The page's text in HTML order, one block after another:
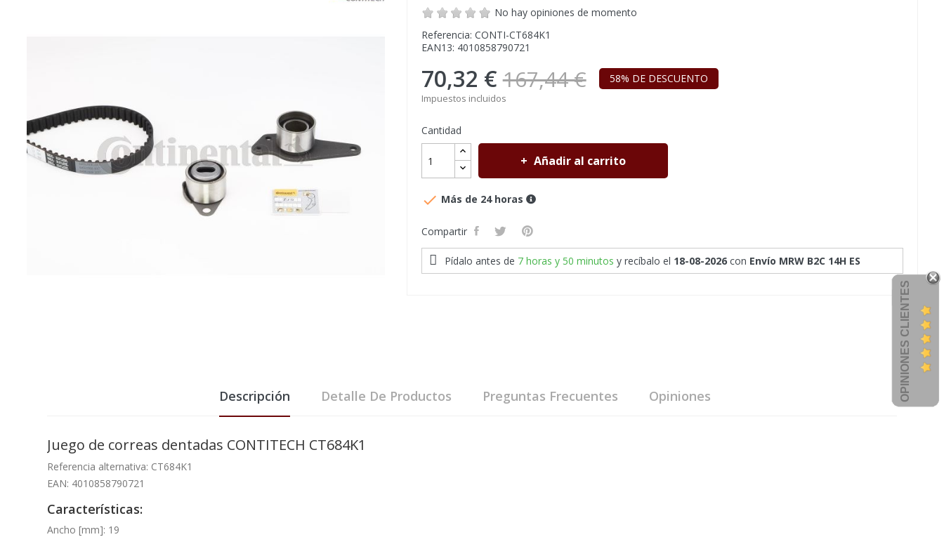
No hay opiniones de momento
Referencia: CONTI-CT684K1
EAN13: 4010858790721
70,32 € 167,44 € 58% DE DESCUENTO
Impuestos incluidos
Cantidad
Añadir al carrito
 Más de 24 horas
Compartir
Pídalo antes de 7 horas y 50 minutos y recíbalo el 18-08-2026 con Envío MRW B2C 14H ES
Descripción Detalle De Productos Preguntas Frecuentes Opiniones
Juego de correas dentadas CONTITECH CT684K1
Referencia alternativa: CT684K1
EAN: 4010858790721
Características:
Ancho [mm]: 19
OPINIONES CLIENTES